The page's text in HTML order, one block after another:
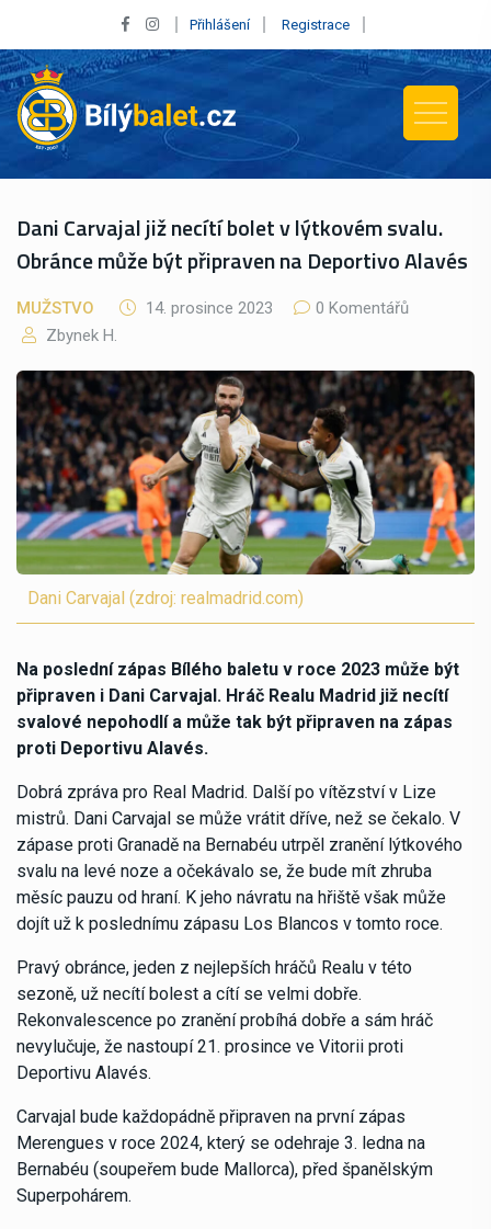
Přihlášení Registrace
Dani Carvajal již necítí bolet v lýtkovém svalu.
Obránce může být připraven na Deportivo Alavés
MUŽSTVO 14. prosince 2023
0 Komentářů
Zbynek H.
Dani Carvajal (zdroj: realmadrid.com)
Na poslední zápas Bílého baletu v roce 2023 může být
připraven i Dani Carvajal. Hráč Realu Madrid již necítí
svalové nepohodlí a může tak být připraven na zápas
proti Deportivu Alavés.
Dobrá zpráva pro Real Madrid. Další po vítězství v Lize
mistrů. Dani Carvajal se může vrátit dříve, než se čekalo. V
zápase proti Granadě na Bernabéu utrpěl zranění lýtkového
svalu na levé noze a očekávalo se, že bude mít zhruba
měsíc pauzu od hraní. K jeho návratu na hřiště však může
dojít už k poslednímu zápasu Los Blancos v tomto roce.
Pravý obránce, jeden z nejlepších hráčů Realu v této
sezoně, už necítí bolest a cítí se velmi dobře.
Rekonvalescence po zranění probíhá dobře a sám hráč
nevylučuje, že nastoupí 21. prosince ve Vitorii proti
Deportivu Alavés.
Carvajal bude každopádně připraven na první zápas
Merengues v roce 2024, který se odehraje 3. ledna na
Bernabéu (soupeřem bude Mallorca), před španělským
Superpohárem.